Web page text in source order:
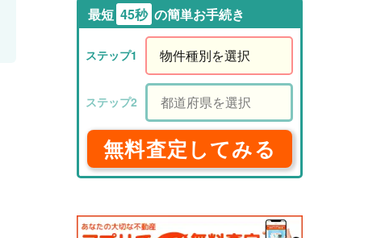
最短 45秒 の簡単お手続き
無料査定してみる